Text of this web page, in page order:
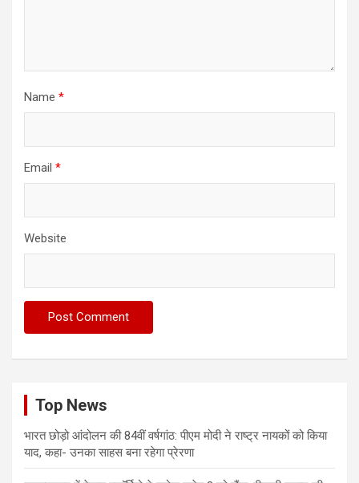
Name *
Email *
Website
Top News
भारत छोड़ो आंदोलन की 84वीं वर्षगांठ: पीएम मोदी ने राष्ट्र नायकों को किया
याद, कहा- उनका साहस बना रहेगा प्रेरणा